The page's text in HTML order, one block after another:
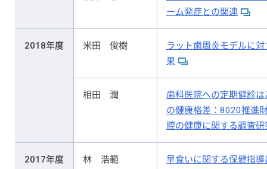
ーム発症との関連
2018年度 米田 俊樹
ラット歯周炎モデルに
果
相田 潤
歯科医院への定期健診
の健康格差：8020推進
腔の健康に関する調査研
2017年度 林 浩範
早食いに関する保健指